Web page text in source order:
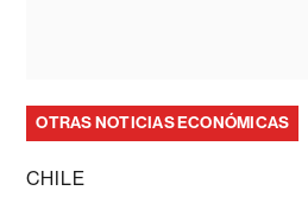
OTRAS NOTICIAS ECONÓMICAS
CHILE